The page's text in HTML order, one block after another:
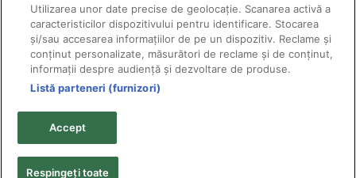
© 2011-2026 Solarex - κατασκευαστής διανομέας
φυτοφαρμάκων; όλα τα δικαιώματα διατηρούνται.
Τα κείμενα και οι φωτογραφίες αποτελούν ιδιοκτησία
επιτρέπεται η αναπαραγωγή τους χωρίς την έγγραφη
Utilizarea unor date precise de geolocație. Scanarea activă a
caracteristicilor dispozitivului pentru identificare. Stocarea
și/sau accesarea informațiilor de pe un dispozitiv. Reclame și
conținut personalizate, măsurători de reclame și de conținut,
informații despre audiență și dezvoltare de produse.
Listă parteneri (furnizori)
Accept
Respingeți toate